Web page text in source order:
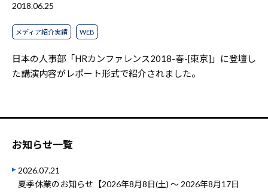
2018.06.25
メディア紹介実績 WEB
日本の人事部「HRカンファレンス2018-春-[東京]」に登壇し
た講演内容がレポート形式で紹介されました。
お知らせ一覧
2026.07.21
夏季休業のお知らせ【2026年8月8日(土) ～ 2026年8月17日